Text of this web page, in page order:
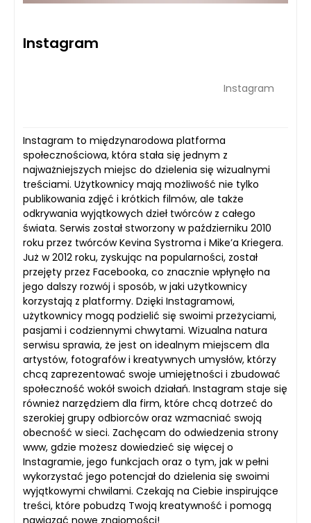
Instagram
Instagram
Instagram to międzynarodowa platforma
społecznościowa, która stała się jednym z
najważniejszych miejsc do dzielenia się wizualnymi
treściami. Użytkownicy mają możliwość nie tylko
publikowania zdjęć i krótkich filmów, ale także
odkrywania wyjątkowych dzieł twórców z całego
świata. Serwis został stworzony w październiku 2010
roku przez twórców Kevina Systroma i Mike’a Kriegera.
Już w 2012 roku, zyskując na popularności, został
przejęty przez Facebooka, co znacznie wpłynęło na
jego dalszy rozwój i sposób, w jaki użytkownicy
korzystają z platformy. Dzięki Instagramowi,
użytkownicy mogą podzielić się swoimi przeżyciami,
pasjami i codziennymi chwytami. Wizualna natura
serwisu sprawia, że ​​jest on idealnym miejscem dla
artystów, fotografów i kreatywnych umysłów, którzy
chcą zaprezentować swoje umiejętności i zbudować
społeczność wokół swoich działań. Instagram staje się
również narzędziem dla firm, które chcą dotrzeć do
szerokiej grupy odbiorców oraz wzmacniać swoją
obecność w sieci. Zachęcam do odwiedzenia strony
www, gdzie możesz dowiedzieć się więcej o
Instagramie, jego funkcjach oraz o tym, jak w pełni
wykorzystać jego potencjał do dzielenia się swoimi
wyjątkowymi chwilami. Czekają na Ciebie inspirujące
treści, które pobudzą Twoją kreatywność i pomogą
nawiązać nowe znajomości!